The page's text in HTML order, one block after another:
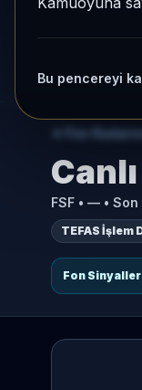
Bu pencereyi
Fon
FSF • — •
TEFAS İşlem
Fon